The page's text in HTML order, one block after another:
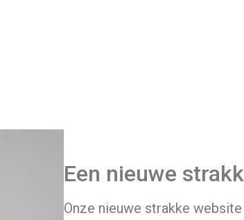
Een nieuwe
Onze nieuwe strakke